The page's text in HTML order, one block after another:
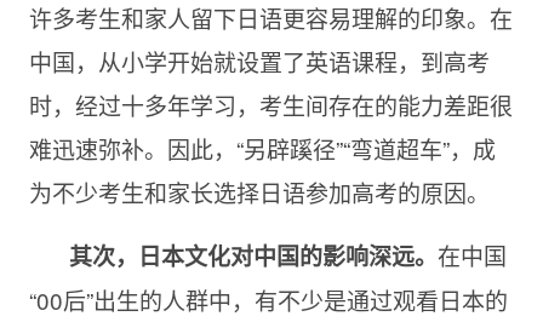
许多考生和家人留下日语更容易理解的印象。在
中国，从小学开始就设置了英语课程，到高考
时，经过十多年学习，考生间存在的能力差距很
难迅速弥补。因此，“另辟蹊径”“弯道超车”，成
为不少考生和家长选择日语参加高考的原因。
其次，日本文化对中国的影响深远。 在中国
“00后”出生的人群中，有不少是通过观看日本的